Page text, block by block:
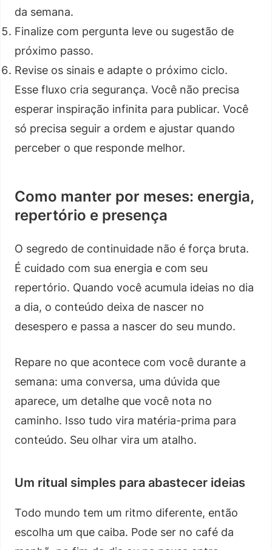
da semana.
Finalize com pergunta leve ou sugestão de
próximo passo.
Revise os sinais e adapte o próximo ciclo.
Esse fluxo cria segurança. Você não precisa
esperar inspiração infinita para publicar. Você
só precisa seguir a ordem e ajustar quando
perceber o que responde melhor.
Como manter por meses: energia,
repertório e presença
O segredo de continuidade não é força bruta.
É cuidado com sua energia e com seu
repertório. Quando você acumula ideias no dia
a dia, o conteúdo deixa de nascer no
desespero e passa a nascer do seu mundo.
Repare no que acontece com você durante a
semana: uma conversa, uma dúvida que
aparece, um detalhe que você nota no
caminho. Isso tudo vira matéria-prima para
conteúdo. Seu olhar vira um atalho.
Um ritual simples para abastecer ideias
Todo mundo tem um ritmo diferente, então
escolha um que caiba. Pode ser no café da